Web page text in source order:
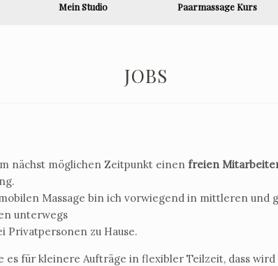
Mein Studio Paarmassage Kurs
JOBS
nächst möglichen Zeitpunkt einen freien
Massage bin ich vorwiegend in mittleren und
unterwegs
Privatpersonen zu Hause.
es für kleinere Aufträge in flexibler Teilzeit, dass wird